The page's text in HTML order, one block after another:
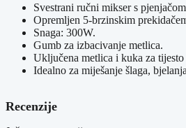
Svestrani ručni mikser s
Opremljen 5-brzinskim
Snaga: 300W.
Gumb za izbacivanje metlica.
Uključena metlica i kuka za
Idealno za miješanje šlaga,
Recenzije